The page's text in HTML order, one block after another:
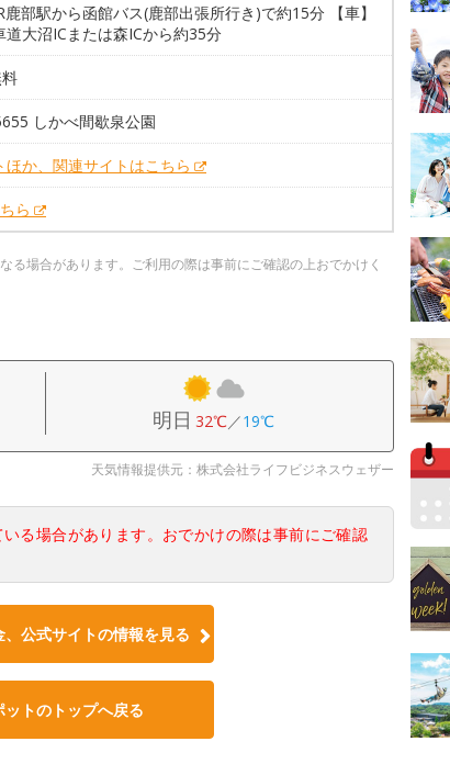
鹿部駅から函館バス(鹿部出張所行き)で約15分 【車】
道大沼ICまたは森ICから約35分
しかべ間歇泉公園
ほか、関連サイトはこちら
ら
場合があります。ご利用の際は事前にご確認の上おでかけく
明日 32℃／19℃
天気情報提供元：株式会社ライフビジネスウェザー
る場合があります。おでかけの際は事前にご確認
公式サイトの情報を見る
ットのトップへ戻る